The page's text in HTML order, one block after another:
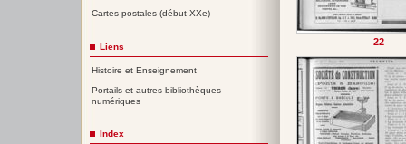
22
Cartes postales (début XXe)
Liens
Histoire et Enseignement
Portails et autres bibliothèques
numériques
Index